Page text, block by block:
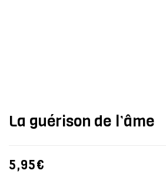
La guérison de l’âme
5,95€